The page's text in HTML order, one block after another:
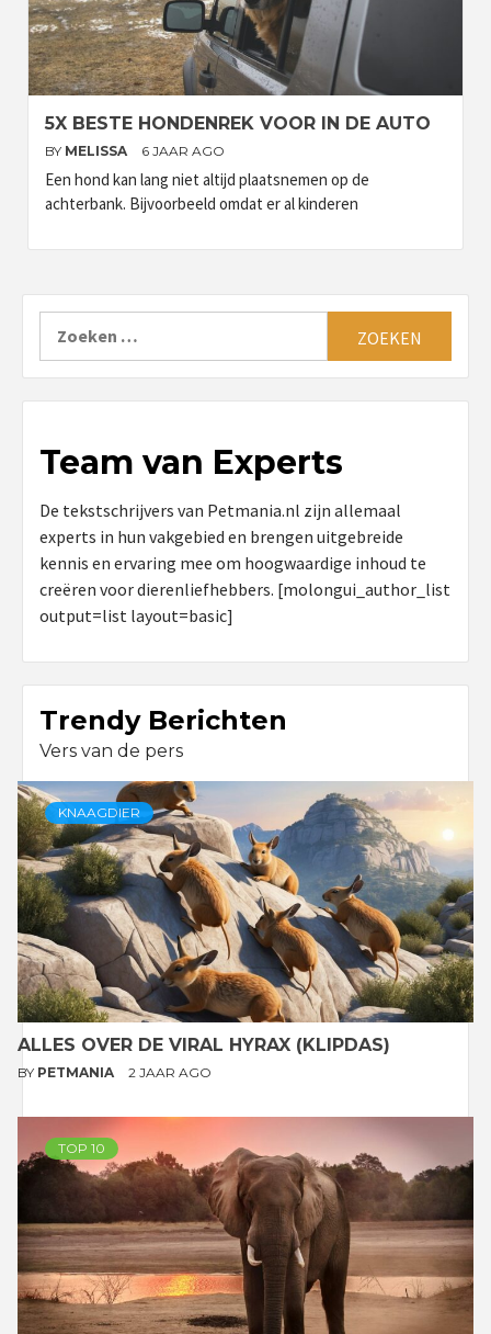
5X BESTE HONDENREK VOOR IN DE AUTO
BY MELISSA 6 JAAR AGO
Een hond kan lang niet altijd plaatsnemen op de
achterbank. Bijvoorbeeld omdat er al kinderen
Team van Experts
De tekstschrijvers van Petmania.nl zijn allemaal
experts in hun vakgebied en brengen uitgebreide
kennis en ervaring mee om hoogwaardige inhoud te
creëren voor dierenliefhebbers. [molongui_author_list
output=list layout=basic]
Trendy Berichten
Vers van de pers
KNAAGDIER
ALLES OVER DE VIRAL HYRAX (KLIPDAS)
BY PETMANIA 2 JAAR AGO
TOP 10